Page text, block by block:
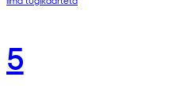
5